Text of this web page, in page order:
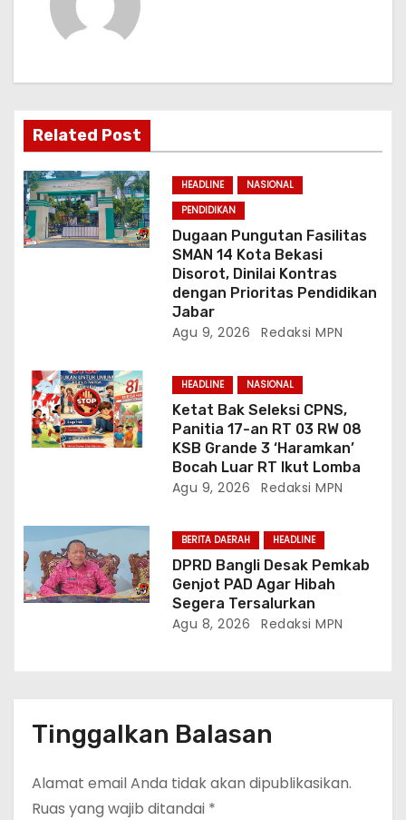
o
s
Related Post
HEADLINE
NASIONAL
PENDIDIKAN
Dugaan Pungutan Fasilitas
SMAN 14 Kota Bekasi
Disorot, Dinilai Kontras
dengan Prioritas Pendidikan
Jabar
Agu 9, 2026 Redaksi MPN
HEADLINE NASIONAL
Ketat Bak Seleksi CPNS,
Panitia 17-an RT 03 RW 08
KSB Grande 3 ‘Haramkan’
Bocah Luar RT Ikut Lomba
Agu 9, 2026 Redaksi MPN
BERITA DAERAH HEADLINE
DPRD Bangli Desak Pemkab
Genjot PAD Agar Hibah
Segera Tersalurkan
Agu 8, 2026 Redaksi MPN
Tinggalkan Balasan
Alamat email Anda tidak akan dipublikasikan.
Ruas yang wajib ditandai *